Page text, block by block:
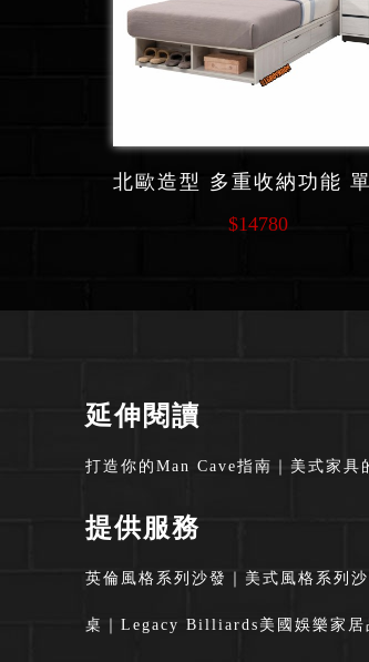
$14780
延伸閱讀
打造你的Man Cave指南 ｜ 美式家具
提供服務
英倫風格系列沙發 ｜ 美式風格系列沙
桌 ｜Legacy Billiards美國娛樂家居